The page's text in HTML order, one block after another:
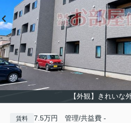
【外観】きれいな
賃料 7.5万円 管理/共益費 -